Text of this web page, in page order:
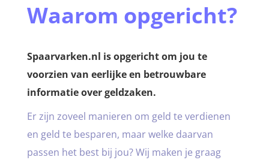
Waarom opgericht?
Spaarvarken.nl is opgericht om jou te
voorzien van eerlijke en betrouwbare
informatie over geldzaken.
Er zijn zoveel manieren om geld te verdienen
en geld te besparen, maar welke daarvan
passen het best bij jou? Wij maken je graag